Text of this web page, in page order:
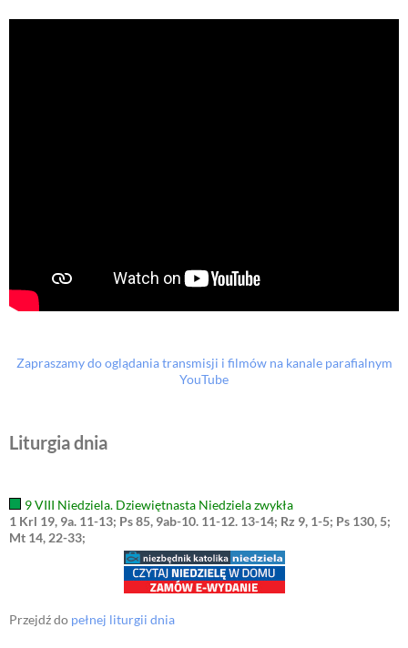
Zapraszamy do oglądania transmisji i filmów na kanale parafialnym
YouTube
Liturgia dnia
9 VIII Niedziela. Dziewiętnasta Niedziela zwykła
1 Krl 19, 9a. 11-13; Ps 85, 9ab-10. 11-12. 13-14; Rz 9, 1-5; Ps 130, 5;
Mt 14, 22-33;
Przejdź do pełnej liturgii dnia